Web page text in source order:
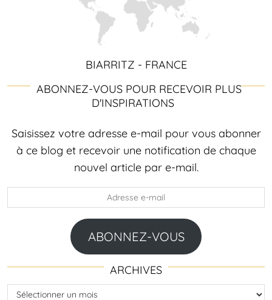
BIARRITZ - FRANCE
ABONNEZ-VOUS POUR RECEVOIR PLUS
D'INSPIRATIONS
Saisissez votre adresse e-mail pour vous abonner
à ce blog et recevoir une notification de chaque
nouvel article par e-mail.
e-
ABONNEZ-VOUS
ARCHIVES
Archives